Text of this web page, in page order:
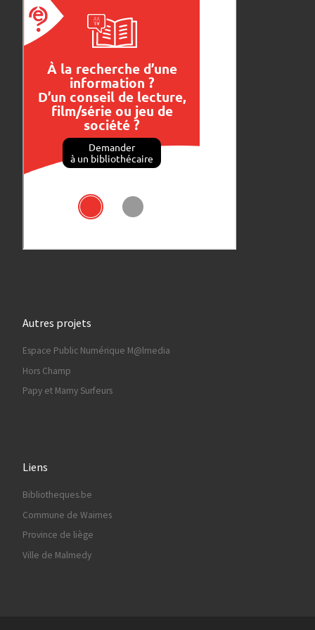
Autres projets
Espace Public Numérique M@lmedia
Hors Champ
Papy et Mamy Surfeurs
Liens
Bibliotheques.be
Commune de Waimes
Province de liège
Ville de Malmedy